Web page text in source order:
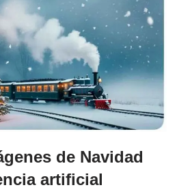
de Navidad
artificial